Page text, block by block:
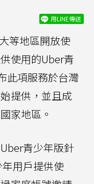
用LINE傳送
等地區開放使
使用的Uber青
此項服務於台灣
提供，並且成
家地區。
青少年版針
用戶提供使